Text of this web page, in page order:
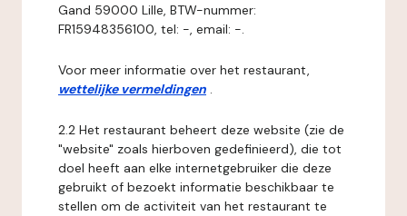
Gand 59000 Lille, BTW-nummer:
FR15948356100, tel: -, email: -.
Voor meer informatie over het restaurant,
wettelijke vermeldingen .
2.2 Het restaurant beheert deze website (zie de
"website" zoals hierboven gedefinieerd), die tot
doel heeft aan elke internetgebruiker die deze
gebruikt of bezoekt informatie beschikbaar te
stellen om de activiteit van het restaurant te